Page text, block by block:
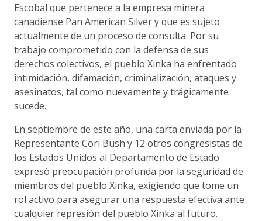
Escobal que pertenece a la empresa minera
canadiense Pan American Silver y que es sujeto
actualmente de un proceso de consulta. Por su
trabajo comprometido con la defensa de sus
derechos colectivos, el pueblo Xinka ha enfrentado
intimidación, difamación, criminalización, ataques y
asesinatos, tal como nuevamente y trágicamente
sucede.
En septiembre de este año, una carta enviada por la
Representante Cori Bush y 12 otros congresistas de
los Estados Unidos al Departamento de Estado
expresó preocupación profunda por la seguridad de
miembros del pueblo Xinka, exigiendo que tome un
rol activo para asegurar una respuesta efectiva ante
cualquier represión del pueblo Xinka al futuro.